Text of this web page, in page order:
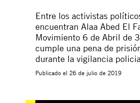
Entre los activistas
encuentran Alaa Abed El
Movimiento 6 de Abril de
cumple una pena de
durante la vigilancia
Publicado el 26 de julio de 2019